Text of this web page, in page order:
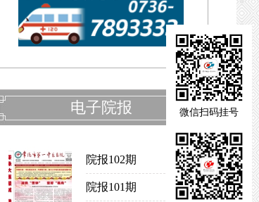
电子院报
院报102期
院报101期
微信扫码挂号